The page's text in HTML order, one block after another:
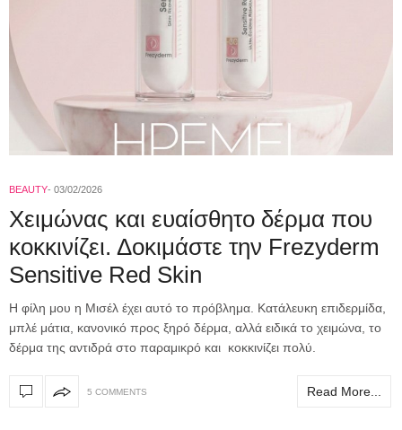
BEAUTY 03/02/2026
Χειμώνας και ευαίσθητο δέρμα που
κοκκινίζει. Δοκιμάστε την Frezyderm
Sensitive Red Skin
Η φίλη μου η Μισέλ έχει αυτό το πρόβλημα. Κατάλευκη επιδερμίδα,
μπλέ μάτια, κανονικό προς ξηρό δέρμα, αλλά ειδικά το χειμώνα, το
δέρμα της αντιδρά στο παραμικρό και κοκκινίζει πολύ.
5 COMMENTS Read More...